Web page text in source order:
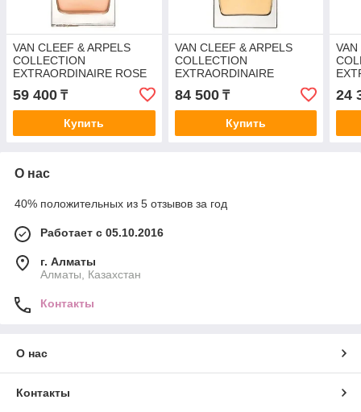
VAN CLEEF & ARPELS
COLLECTION
EXTRAORDINAIRE ROSE
ROUGE парфюмерная
вода (женские) 75ml
Tester
59 400 ₸
Купить
VAN CLEEF & ARPELS
COLLECTION
EXTRAORDINAIRE
GARDENIA PETALE
парфюмерная вода
(женские) 75ml
84 500₸
Купить
24
О нас
40% положительных из 5 отзывов за год
Работает с 05.10.2016
г. Алматы
Алматы, Казахстан
Контакты
О нас
Контакты